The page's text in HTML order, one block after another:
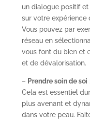
un dialogue positif
sur votre expérience
Vous pouvez par
réseau en
vous font du bien et
et de dévalorisation.
– Prendre soin de soi
Cela est essentiel
plus avenant et
dans votre peau.